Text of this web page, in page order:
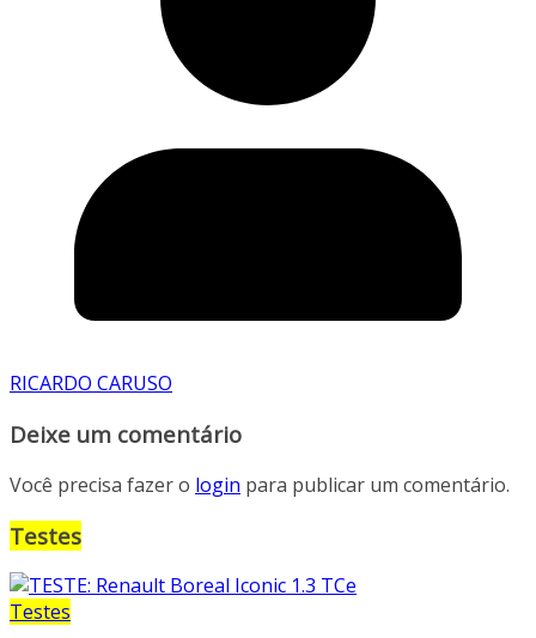
RICARDO CARUSO
Deixe um comentário
Você precisa fazer o login para publicar um comentário.
Testes
Testes